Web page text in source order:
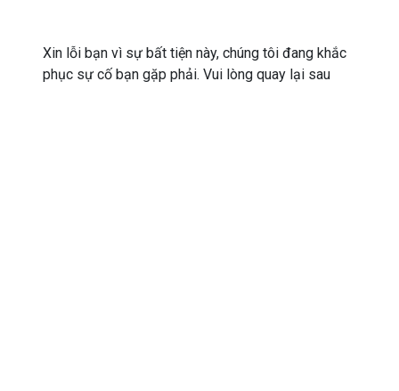
Xin lỗi bạn vì sự bất tiện này, chúng tôi đang khắc
phục sự cố bạn gặp phải. Vui lòng quay lại sau